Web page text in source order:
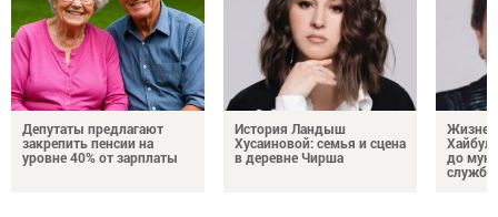
Депутаты предлагают
закрепить пенсии на
уровне 40% от зарплаты
История Ландыш
Хусаиновой: семья и сцена
в деревне Чирша
до
службы